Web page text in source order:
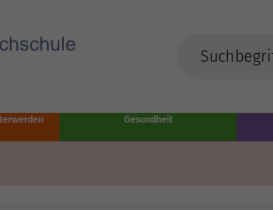
Gesundheit